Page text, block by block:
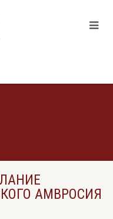
АМВРОСИЯ